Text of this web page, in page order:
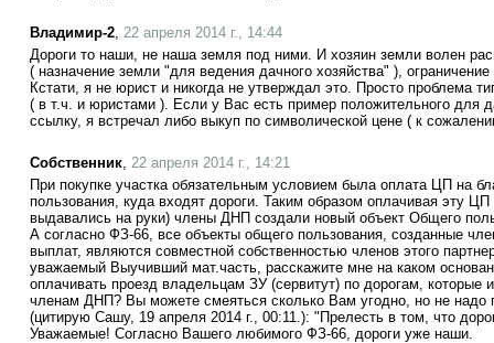
Владимир-2, 22 апреля 2014 г., 14:44
Дороги то наши, не наша земля под ними. И хозяин земли волен
( назначение земли "для ведения дачного хозяйства" ), ограничение
Кстати, я не юрист и никогда не утверждал это. Просто проблема
( в т.ч. и юристами ). Если у Вас есть пример положительного для
ссылку, я встречал либо выкуп по символической цене ( к
Собственник, 22 апреля 2014 г., 14:21
При покупке участка обязательным условием была оплата ЦП на
пользования, куда входят дороги. Таким образом оплачивая эту
выдавались на руки) члены ДНП создали новый объект Общего
А согласно ФЗ-66, все объекты общего пользования, созданные
выплат, являются совместной собственностью членов этого
уважаемый Выучивший мат.часть, расскажите мне на каком
оплачивать проезд владельцам ЗУ (сервитут) по дорогам,
членам ДНП? Вы можете смеяться сколько Вам угодно, но не надо
(цитирую Сашу, 19 апреля 2014 г., 00:11.): "Прелесть в том, что
Уважаемые! Согласно Вашего любимого ФЗ-66, дороги уже наши.